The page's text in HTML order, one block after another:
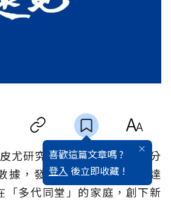
喜歡這篇文章嗎 ?
登入 後立即收藏 !
尤研究中心（Pew）調查，分
據，發現2012年全美有多達
「多代同堂」的家庭，創下新